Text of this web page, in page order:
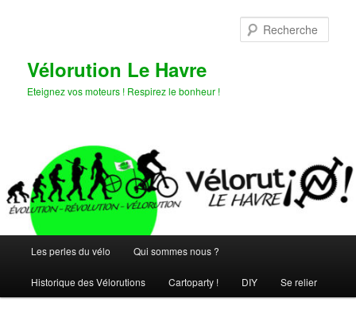
Vélorution Le Havre
Eteignez vos moteurs ! Respirez le bonheur !
principal
Les perles du vélo Qui sommes nous ?
Historique des Vélorutions Cartoparty ! DIY Se relier